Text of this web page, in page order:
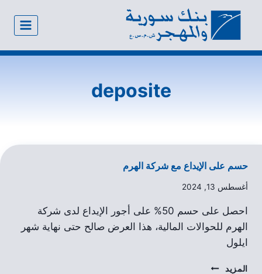
deposite
حسم على الإيداع مع شركة الهرم
أغسطس 13, 2024
احصل على حسم 50% على أجور الإيداع لدى شركة
الهرم للحوالات المالية، هذا العرض صالح حتى نهاية شهر
ايلول
المزيد